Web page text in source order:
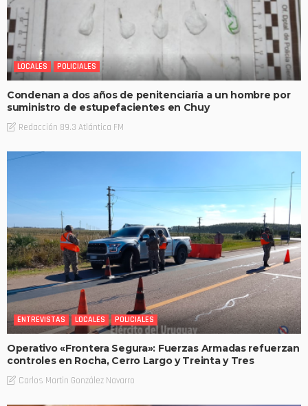
LOCALES POLICIALES
Condenan a dos años de penitenciaría a un hombre por
suministro de estupefacientes en Chuy
Redacción 89.3 Atlántica FM
ENTREVISTAS LOCALES POLICIALES
Operativo «Frontera Segura»: Fuerzas Armadas refuerzan
controles en Rocha, Cerro Largo y Treinta y Tres
Carlos Martin González Navarro